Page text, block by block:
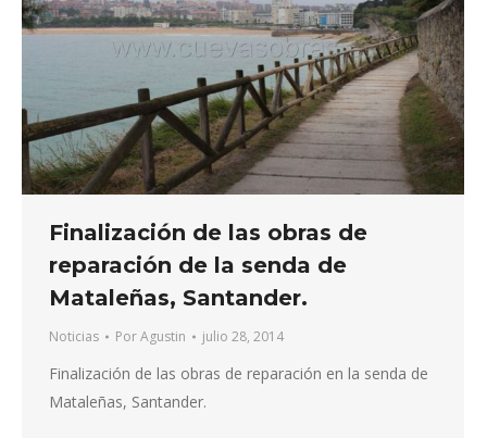
Finalización de las obras de
reparación de la senda de
Mataleñas, Santander.
Noticias PorAgustin julio 28, 2014
Finalización de las obras de reparación en la senda de
Mataleñas, Santander.